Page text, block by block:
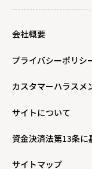
会社概要
プライバシーポリシ
カスタマーハラスメ
サイトについて
資金決済法第13条に
サイトマップ